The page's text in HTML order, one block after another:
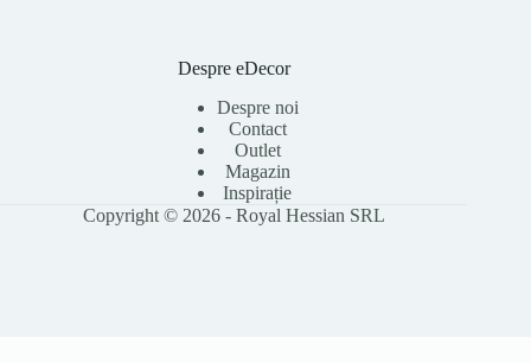
Despre eDecor
Despre noi
Contact
Outlet
Magazin
Inspirație
Copyright © 2026 - Royal Hessian SRL